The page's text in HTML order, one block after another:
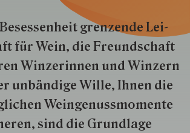
gren­zende Lei­
für Wein, die Freund­schaft
Win­zer­innen und Win­zern
un­bän­dige Wille, Ihnen die
Wein­genuss­momente
sind die Grund­lage